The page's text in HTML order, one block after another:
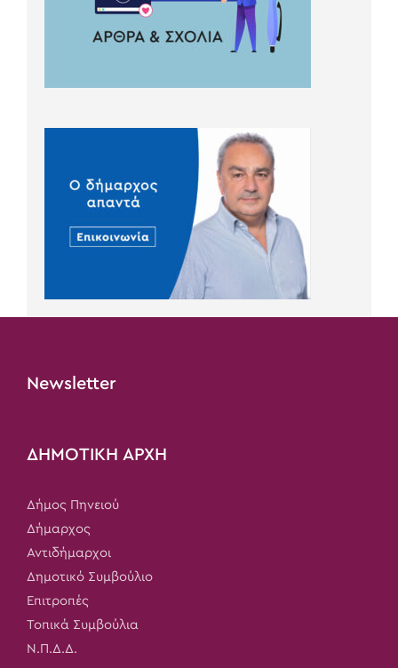
Newsletter
ΔΗΜΟΤΙΚΗ ΑΡΧΗ
Δήμος Πηνειού
Δήμαρχος
Αντιδήμαρχοι
Δημοτικό Συμβούλιο
Επιτροπές
Τοπικά Συμβούλια
Ν.Π.Δ.Δ.